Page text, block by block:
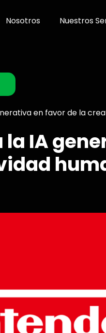
Nosotros Nuestros
en favor de la
IA